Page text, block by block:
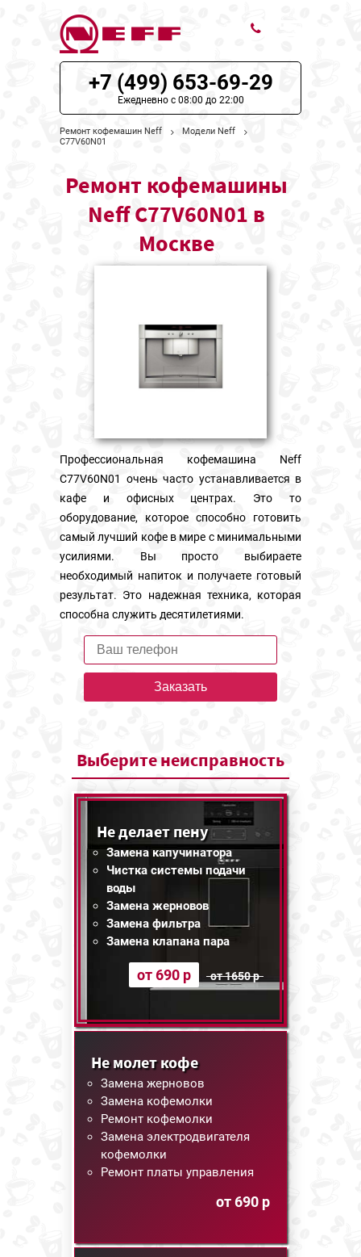
ЦЕНЫ НА РЕМОНТ
+7 (499) 653-69-29
Ежедневно с 08:00 до 22:00
Ремонт кофемашин Neff
Модели Neff
C77V60N01
Ремонт кофемашины
Neff C77V60N01 в
Москве
Профессиональная кофемашина Neff
C77V60N01 очень часто устанавливается в
кафе и офисных центрах. Это то
оборудование, которое способно готовить
самый лучший кофе в мире с минимальными
усилиями. Вы просто выбираете
необходимый напиток и получаете готовый
результат. Это надежная техника, которая
способна служить десятилетиями.
Заказать
Выберитенеисправность
Не делает пену
Замена капучинатора
Чистка системы подачи
воды
Замена жерновов
Замена фильтра
Замена клапана пара
от 690 р от 1650 р
Не молет кофе
Замена жерновов
Замена кофемолки
Ремонт кофемолки
Замена электродвигателя
кофемолки
Ремонт платы управления
от 690 р